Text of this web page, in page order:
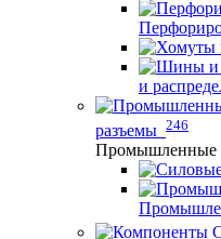
и
разъемы 246
Промышленные